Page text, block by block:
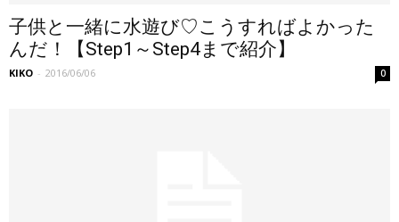
子供と一緒に水遊び♡こうすればよかった
んだ！【Step1～Step4まで紹介】
KIKO - 2016/06/06 0